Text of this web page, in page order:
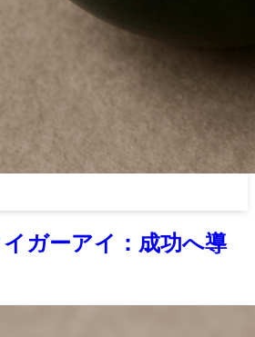
ガーアイ：成功へ導